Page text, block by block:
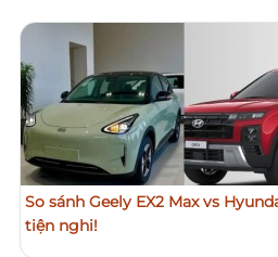
So sánh Geely EX2 Max vs
tiện nghi!